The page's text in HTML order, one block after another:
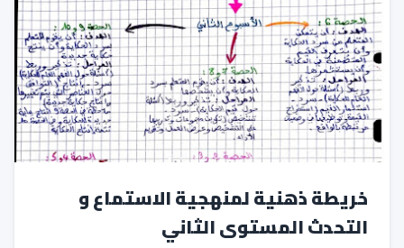
خريطة ذهنية لمنهجية الاستماع و
التحدث المستوى الثاني